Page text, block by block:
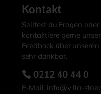
Kontakt
Solltest du Fragen
kontaktiere gerne
Feedback über
sehr dankbar.
0212 40 44 0
E-Mail: info@villa-